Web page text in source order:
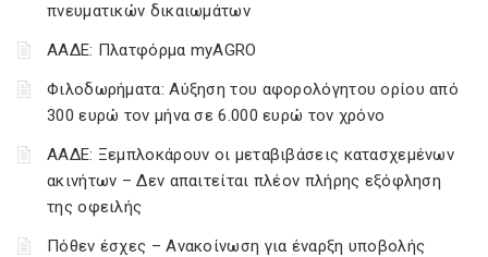
πνευματικών δικαιωμάτων
ΑΑΔΕ: Πλατφόρμα myAGRO
Φιλοδωρήματα: Αύξηση του αφορολόγητου ορίου από
300 ευρώ τον μήνα σε 6.000 ευρώ τον χρόνο
ΑΑΔΕ: Ξεμπλοκάρουν οι μεταβιβάσεις κατασχεμένων
ακινήτων – Δεν απαιτείται πλέον πλήρης εξόφληση
της οφειλής
Πόθεν έσχες – Ανακοίνωση για έναρξη υποβολής